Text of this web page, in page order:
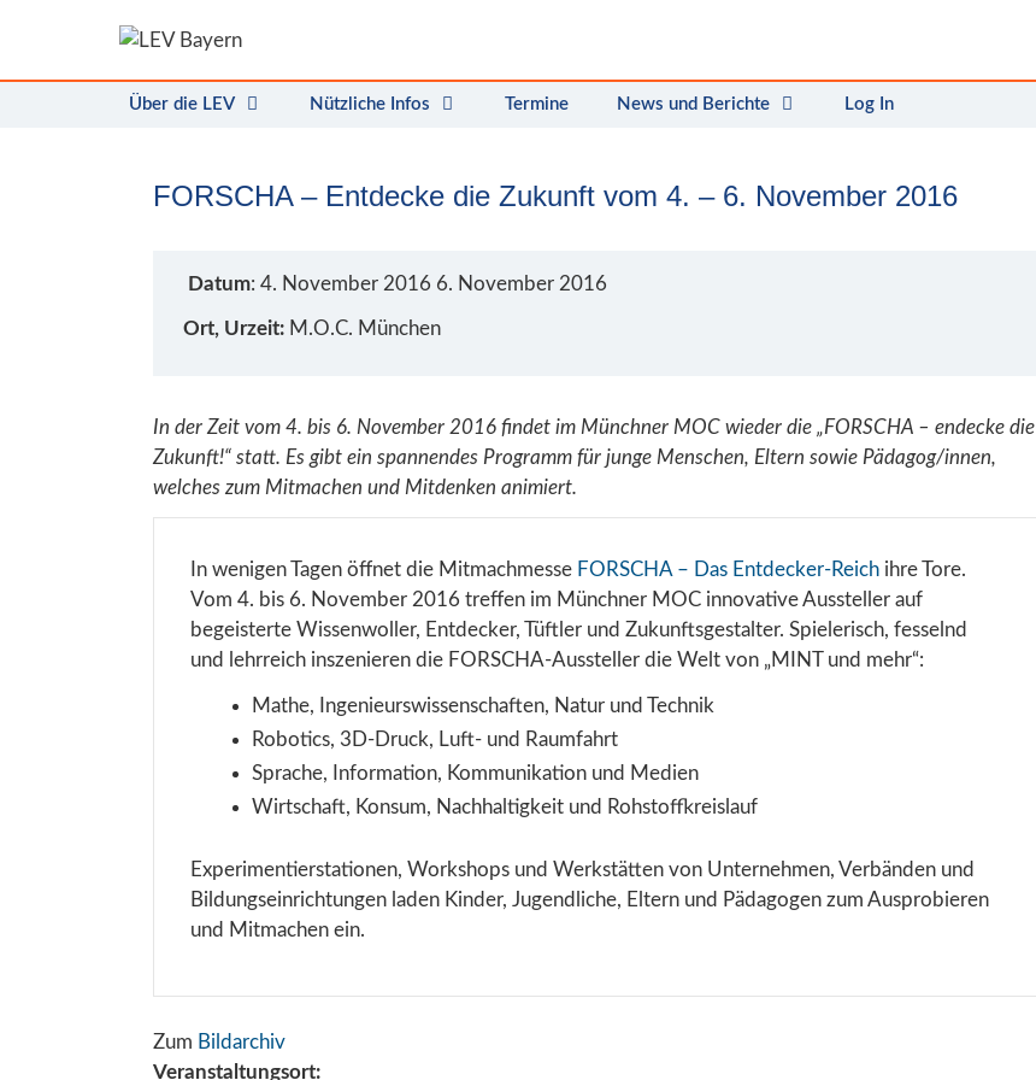
Über die LEV Nützliche Infos Termine News und Berichte Log In
FORSCHA – Entdecke die Zukunft vom 4. – 6. November 2016
Datum: 4. November 2016 6. November 2016
Ort, Urzeit: M.O.C. München
In der Zeit vom 4. bis 6. November 2016 findet im Münchner MOC wieder die „FORSCHA – endecke die
Zukunft!“ statt. Es gibt ein spannendes Programm für junge Menschen, Eltern sowie Pädagog/innen,
welches zum Mitmachen und Mitdenken animiert.
In wenigen Tagen öffnet die Mitmachmesse FORSCHA – Das Entdecker-Reich ihre Tore.
Vom 4. bis 6. November 2016 treffen im Münchner MOC innovative Aussteller auf
begeisterte Wissenwoller, Entdecker, Tüftler und Zukunftsgestalter. Spielerisch, fesselnd
und lehrreich inszenieren die FORSCHA-Aussteller die Welt von „MINT und mehr“:
Mathe, Ingenieurswissenschaften, Natur und Technik
Robotics, 3D-Druck, Luft- und Raumfahrt
Sprache, Information, Kommunikation und Medien
Wirtschaft, Konsum, Nachhaltigkeit und Rohstoffkreislauf
Experimentierstationen, Workshops und Werkstätten von Unternehmen, Verbänden und
Bildungseinrichtungen laden Kinder, Jugendliche, Eltern und Pädagogen zum Ausprobieren
und Mitmachen ein.
Zum Bildarchiv
Veranstaltungsort: